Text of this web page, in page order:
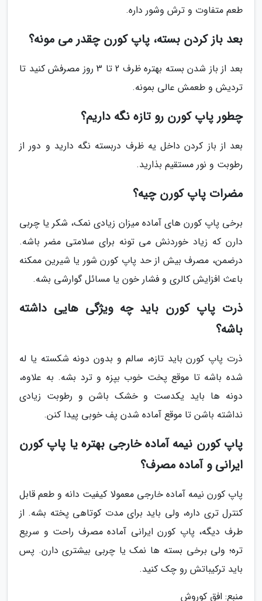
طعم متفاوت و ترش وشور داره.
بعد باز کردن بسته، پاپ کورن چقدر می مونه؟
بعد از باز شدن بسته بهتره ظرف 2 تا 3 روز مصرفش کنید تا
تردیش و طعمش عالی بمونه.
چطور پاپ کورن رو تازه نگه داریم؟
بعد از باز کردن داخل یه ظرف دربسته نگه دارید و دور از
رطوبت و نور مستقیم بذارید.
مضرات پاپ کورن چیه؟
برخی پاپ کورن های آماده میزان زیادی نمک، شکر یا چربی
دارن که زیاد خوردنش می تونه برای سلامتی مضر باشه.
درضمن، مصرف بیش از حد پاپ کورن شور یا شیرین ممکنه
باعث افزایش کالری و فشار خون یا مسائل گوارشی بشه.
ذرت پاپ کورن باید چه ویژگی هایی داشته
باشه؟
ذرت پاپ کورن باید تازه، سالم و بدون دونه شکسته یا له
شده باشه تا موقع پخت خوب بپزه و ترد بشه. به علاوه،
دونه ها باید یکدست و خشک باشن و رطوبت زیادی
نداشته باشن تا موقع آماده شدن پف خوبی پیدا کنن.
پاپ کورن نیمه آماده خارجی بهتره یا پاپ کورن
ایرانی و آماده مصرف؟
پاپ کورن نیمه آماده خارجی معمولا کیفیت دانه و طعم قابل
کنترل تری داره، ولی باید برای مدت کوتاهی پخته بشه. از
طرف دیگه، پاپ کورن ایرانی آماده مصرف راحت و سریع
تره؛ ولی برخی بسته ها نمک یا چربی بیشتری دارن. پس
باید ترکیباتش رو چک کنید.
منبع: افق کوروش